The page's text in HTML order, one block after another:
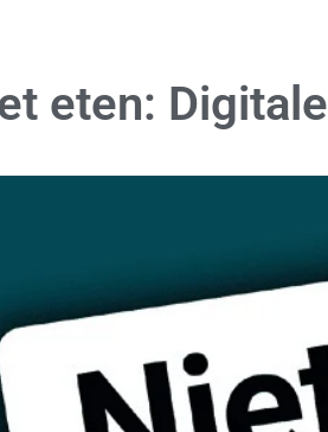
eten: Digitale